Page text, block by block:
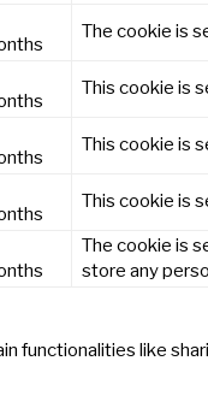
The cookie is
This cookie is
This cookie is
This cookie is
The cookie is
store any
functionalities like